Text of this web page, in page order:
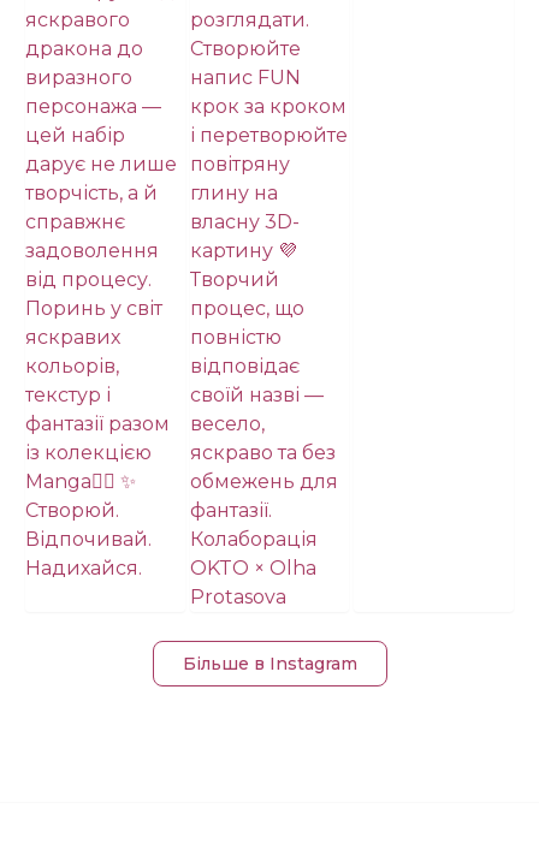
Більше в Instagram